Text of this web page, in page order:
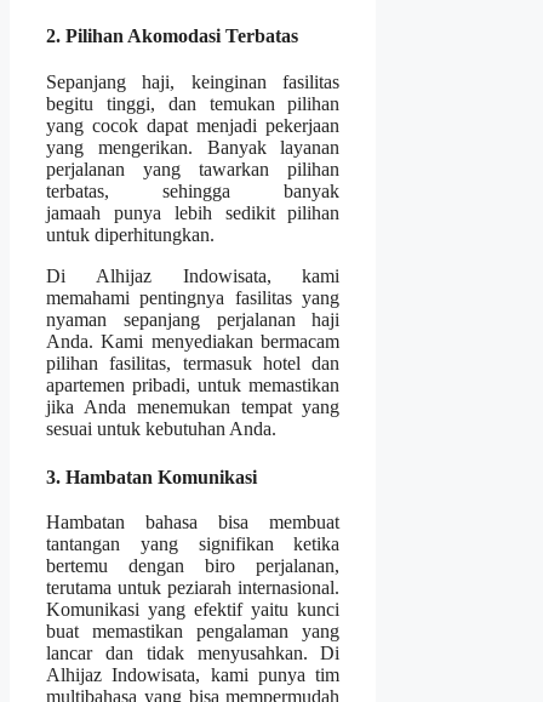
2. Pilihan Akomodasi Terbatas
Sepanjang haji, keinginan fasilitas
begitu tinggi, dan temukan pilihan
yang cocok dapat menjadi pekerjaan
yang mengerikan. Banyak layanan
perjalanan yang tawarkan pilihan
terbatas, sehingga banyak
jamaah punya lebih sedikit pilihan
untuk diperhitungkan.
Di Alhijaz Indowisata, kami
memahami pentingnya fasilitas yang
nyaman sepanjang perjalanan haji
Anda. Kami menyediakan bermacam
pilihan fasilitas, termasuk hotel dan
apartemen pribadi, untuk memastikan
jika Anda menemukan tempat yang
sesuai untuk kebutuhan Anda.
3. Hambatan Komunikasi
Hambatan bahasa bisa membuat
tantangan yang signifikan ketika
bertemu dengan biro perjalanan,
terutama untuk peziarah internasional.
Komunikasi yang efektif yaitu kunci
buat memastikan pengalaman yang
lancar dan tidak menyusahkan. Di
Alhijaz Indowisata, kami punya tim
multibahasa yang bisa mempermudah